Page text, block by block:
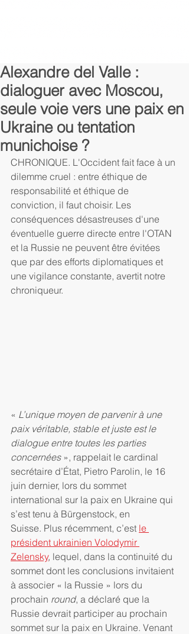
Alexandre del Valle :
dialoguer avec Moscou,
seule voie vers une paix en
Ukraine ou tentation
munichoise ?
CHRONIQUE. L'Occident fait face à un
dilemme cruel : entre éthique de
responsabilité et éthique de
conviction, il faut choisir. Les
conséquences désastreuses d'une
éventuelle guerre directe entre l'OTAN
et la Russie ne peuvent être évitées
que par des efforts diplomatiques et
une vigilance constante, avertit notre
chroniqueur.
« L’unique moyen de parvenir à une
paix véritable, stable et juste est le
dialogue entre toutes les parties
concernées », rappelait le cardinal
secrétaire d’État, Pietro Parolin, le 16
juin dernier, lors du sommet
international sur la paix en Ukraine qui
s’est tenu à Bürgenstock, en
Suisse. Plus récemment, c’est le
président ukrainien Volodymir
Zelensky, lequel, dans la continuité du
sommet dont les conclusions invitaient
à associer « la Russie » lors du
prochain round, a déclaré que la
Russie devrait participer au prochain
sommet sur la paix en Ukraine. Venant